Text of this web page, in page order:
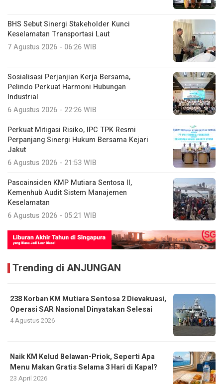
BHS Sebut Sinergi Stakeholder Kunci
Keselamatan Transportasi Laut
7 Agustus 2026 - 06:26 WIB
Sosialisasi Perjanjian Kerja Bersama,
Pelindo Perkuat Harmoni Hubungan
Industrial
6 Agustus 2026 - 22:26 WIB
Perkuat Mitigasi Risiko, IPC TPK Resmi
Perpanjang Sinergi Hukum Bersama Kejari
Jakut
6 Agustus 2026 - 21:53 WIB
Pascainsiden KMP Mutiara Sentosa II,
Kemenhub Audit Sistem Manajemen
Keselamatan
6 Agustus 2026 - 05:21 WIB
Trending di ANJUNGAN
238 Korban KM Mutiara Sentosa 2 Dievakuasi,
Operasi SAR Nasional Dinyatakan Selesai
4 Agustus 2026
Naik KM Kelud Belawan-Priok, Seperti Apa
Menu Makan Gratis Selama 3 Hari di Kapal?
23 April 2026